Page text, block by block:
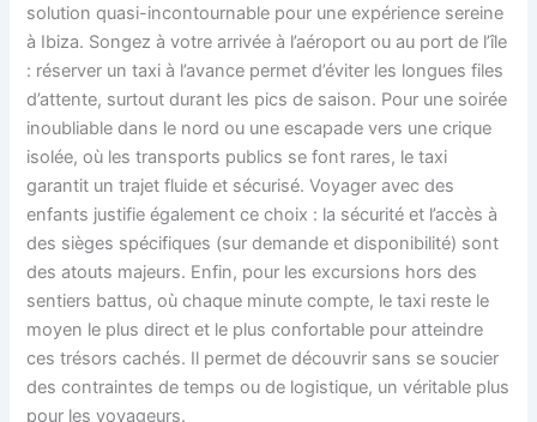
solution quasi-incontournable pour une expérience sereine
à Ibiza. Songez à votre arrivée à l’aéroport ou au port de l’île
: réserver un taxi à l’avance permet d’éviter les longues files
d’attente, surtout durant les pics de saison. Pour une soirée
inoubliable dans le nord ou une escapade vers une crique
isolée, où les transports publics se font rares, le taxi
garantit un trajet fluide et sécurisé. Voyager avec des
enfants justifie également ce choix : la sécurité et l’accès à
des sièges spécifiques (sur demande et disponibilité) sont
des atouts majeurs. Enfin, pour les excursions hors des
sentiers battus, où chaque minute compte, le taxi reste le
moyen le plus direct et le plus confortable pour atteindre
ces trésors cachés. Il permet de découvrir sans se soucier
des contraintes de temps ou de logistique, un véritable plus
pour les voyageurs.